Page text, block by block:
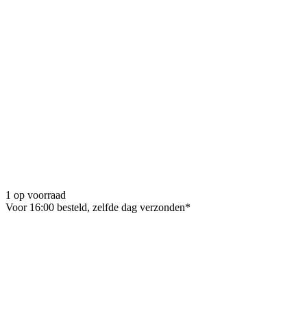
1 op voorraad
Voor 16:00 besteld, zelfde dag verzonden*